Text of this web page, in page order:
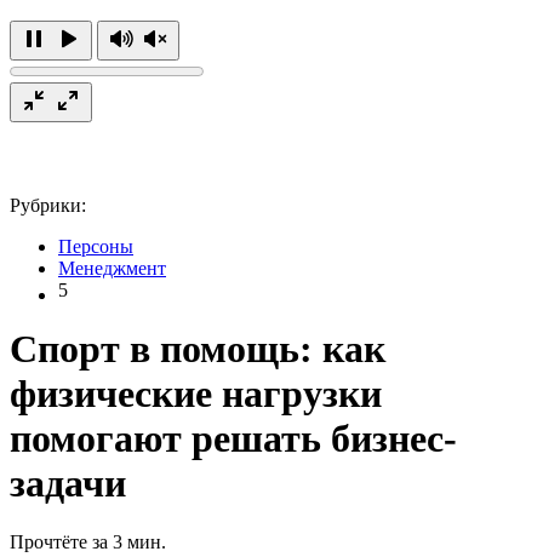
Рубрики:
Персоны
Менеджмент
5
Спорт в помощь: как
физические нагрузки
помогают решать бизнес-
задачи
Прочтёте за 3 мин.